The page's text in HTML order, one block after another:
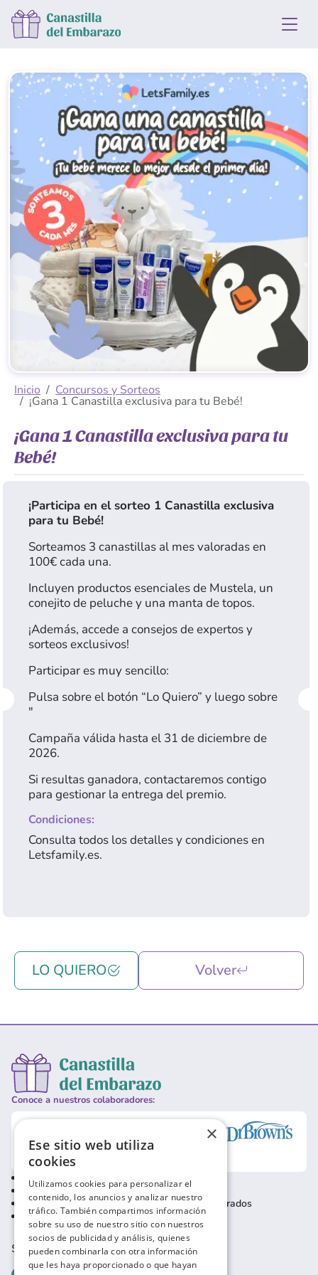
Inicio Concursos y Sorteos
¡Gana 1 Canastilla exclusiva para tu Bebé!
¡Gana 1 Canastilla exclusiva para tu
Bebé!
¡Participa en el sorteo 1 Canastilla exclusiva
para tu Bebé!
Sorteamos 3 canastillas al mes valoradas en
100€ cada una.
Incluyen productos esenciales de Mustela, un
conejito de peluche y una manta de topos.
¡Además, accede a consejos de expertos y
sorteos exclusivos!
Participar es muy sencillo:
Pulsa sobre el botón “Lo Quiero” y luego sobre
"
Campaña válida hasta el 31 de diciembre de
2026.
Si resultas ganadora, contactaremos contigo
para gestionar la entrega del premio.
Condiciones:
Consulta todos los detalles y condiciones en
Letsfamily.es.
LO QUIERO Volver
Conoce a nuestros colaboradores:
Política de privacidad
Política de cookies
Condiciones de uso
Aviso Legal
Contacto usuarios
Contacto empresas
Baja usuarios registrados
SÍGUENOS EN REDES SOCIALES
×
Ese sitio web utiliza
cookies
Utilizamos cookies para personalizar el
contenido, los anuncios y analizar nuestro
tráfico. También compartimos información
sobre su uso de nuestro sitio con nuestros
socios de publicidad y análisis, quienes
pueden combinarla con otra información
que les haya proporcionado o que hayan